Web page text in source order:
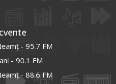
- 95.7 FM
- 90.1 FM
- 88.6 FM